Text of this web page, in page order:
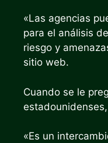
«Las agencias
para el análisis
riesgo y
sitio web.
Cuando se le
«Es un